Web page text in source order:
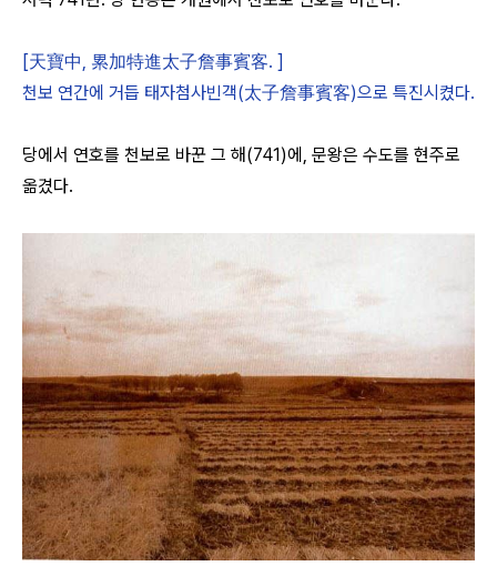
[天寶中, 累加特進太子詹事賓客. ]
천보 연간에 거듭 태자첨사빈객(太子詹事賓客)으로 특진시켰다.
당에서 연호를 천보로 바꾼 그 해(741)에, 문왕은 수도를 현주로
옮겼다.